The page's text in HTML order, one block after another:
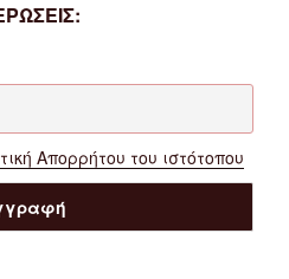
Απορρήτου του ιστότοπου